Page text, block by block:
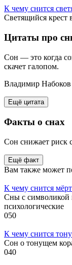
К чему снится
Светящийся крест
Цитаты про
Сон — это когда
скачет галопом.
Владимир Набоков
Ещё цитата
Факты о снах
Сон снижает риск
Ещё факт
Вам также может
К чему снится
Сны с символикой
психологические
050
К чему снится
Сон о тонущем
040